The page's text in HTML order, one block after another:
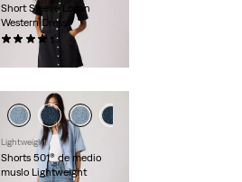
Short Sleeve Logan
Western Dress
(12)
Lightweight
Shorts 501® de medio
muslo Lightweight